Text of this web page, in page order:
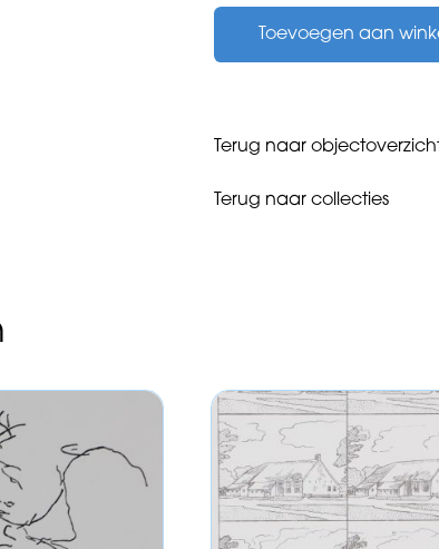
Peter
Zonnewende
aantal
Toevoegen aan
Terug naar
Terug naar collecties